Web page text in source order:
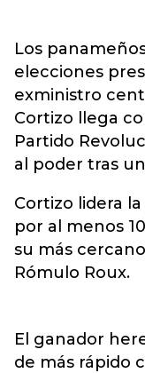
Los
elecciones
exministro
Cortizo llega
Partido
al poder tras
Cortizo lidera
por al menos
su más
Rómulo Roux.
El ganador
de más rápido